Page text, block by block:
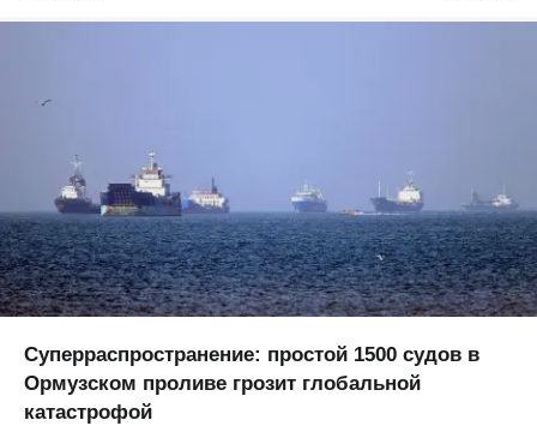
Суперраспространение: простой 1500 судов в
Ормузском проливе грозит глобальной
катастрофой